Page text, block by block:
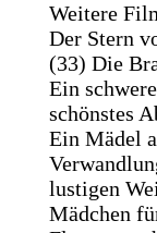
Weitere
Der Stern
(33) Die
Ein
schönstes
Ein Mädel
lustigen
Mädchen